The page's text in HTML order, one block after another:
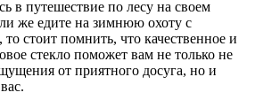
в путешествие по лесу на своем
же едите на зимнюю охоту с
стоит помнить, что качественное и
стекло поможет вам не только не
от приятного досуга, но и